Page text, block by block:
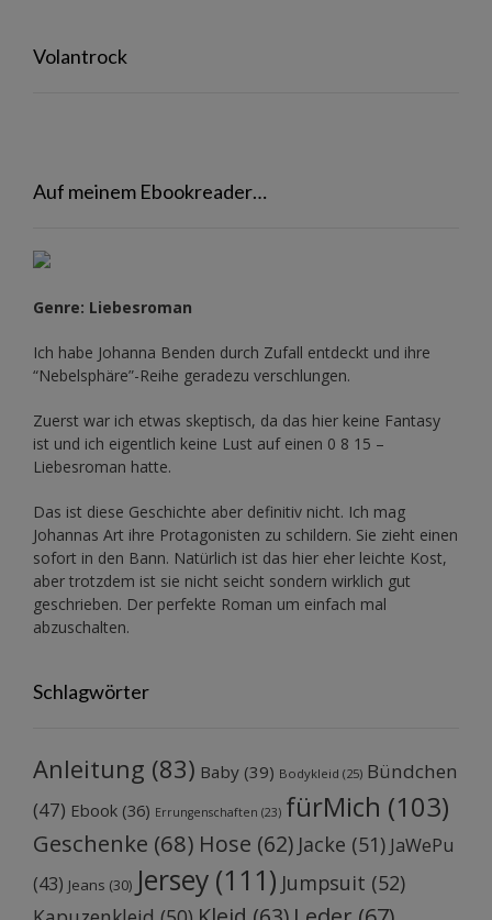
Volantrock
Auf meinem Ebookreader…
Genre: Liebesroman
Ich habe Johanna Benden durch Zufall entdeckt und ihre
“Nebelsphäre”-Reihe geradezu verschlungen.
Zuerst war ich etwas skeptisch, da das hier keine Fantasy
ist und ich eigentlich keine Lust auf einen 0 8 15 –
Liebesroman hatte.
Das ist diese Geschichte aber definitiv nicht. Ich mag
Johannas Art ihre Protagonisten zu schildern. Sie zieht einen
sofort in den Bann. Natürlich ist das hier eher leichte Kost,
aber trotzdem ist sie nicht seicht sondern wirklich gut
geschrieben. Der perfekte Roman um einfach mal
abzuschalten.
Schlagwörter
Anleitung (83) Baby (39) Bodykleid (25) Bündchen
(47) Ebook (36) Errungenschaften (23) fürMich (103)
Geschenke (68) Hose (62) Jacke (51) JaWePu
(43) Jeans (30) Jersey (111) Jumpsuit (52)